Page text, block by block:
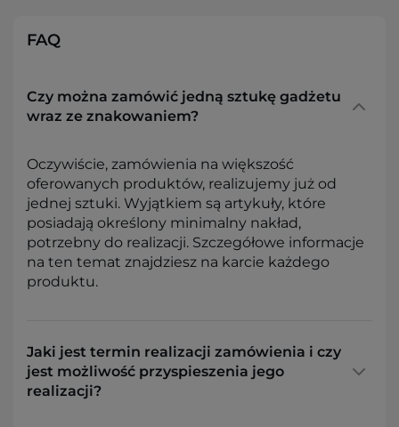
FAQ
Czy można zamówić jedną sztukę gadżetu
wraz ze znakowaniem?
Oczywiście, zamówienia na większość
oferowanych produktów, realizujemy już od
jednej sztuki. Wyjątkiem są artykuły, które
posiadają określony minimalny nakład,
potrzebny do realizacji. Szczegółowe informacje
na ten temat znajdziesz na karcie każdego
produktu.
Jaki jest termin realizacji zamówienia i czy
jest możliwość przyspieszenia jego
realizacji?